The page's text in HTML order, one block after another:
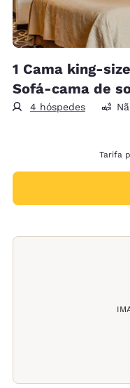
1 Cama king-
Sofá-cama de
4 hóspedes
Tarifa